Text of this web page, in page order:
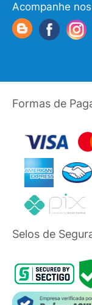
Acompanhe
Formas de
Selos de